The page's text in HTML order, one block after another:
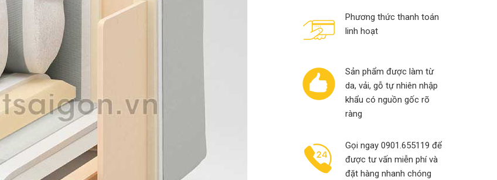
Phương thức thanh toán
linh hoạt
Sản phẩm được làm từ
da, vải, gỗ tự nhiên nhập
khẩu có nguồn gốc rõ
ràng
Gọi ngay 0901.655119 để
được tư vấn miễn phí và
đặt hàng nhanh chóng